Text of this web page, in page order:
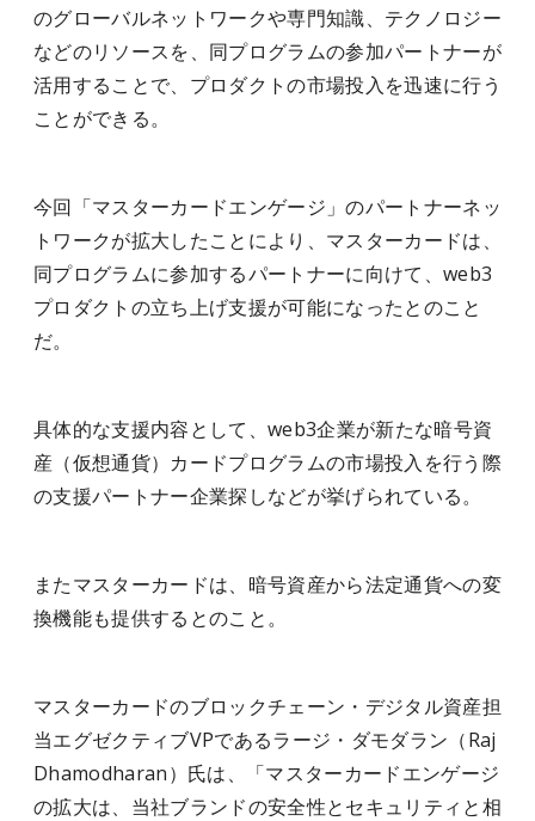
のグローバルネットワークや専門知識、テクノロジー
などのリソースを、同プログラムの参加パートナーが
活用することで、プロダクトの市場投入を迅速に行う
ことができる。
今回「マスターカードエンゲージ」のパートナーネッ
トワークが拡大したことにより、マスターカードは、
同プログラムに参加するパートナーに向けて、web3
プロダクトの立ち上げ支援が可能になったとのこと
だ。
具体的な支援内容として、web3企業が新たな暗号資
産（仮想通貨）カードプログラムの市場投入を行う際
の支援パートナー企業探しなどが挙げられている。
またマスターカードは、暗号資産から法定通貨への変
換機能も提供するとのこと。
マスターカードのブロックチェーン・デジタル資産担
当エグゼクティブVPであるラージ・ダモダラン（Raj
Dhamodharan）氏は、「マスターカードエンゲージ
の拡大は、当社ブランドの安全性とセキュリティと相